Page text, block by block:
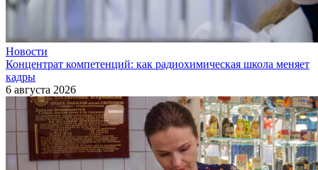
Новости
Концентрат компетенций: как радиохимическая школа меняет
кадры
6 августа 2026